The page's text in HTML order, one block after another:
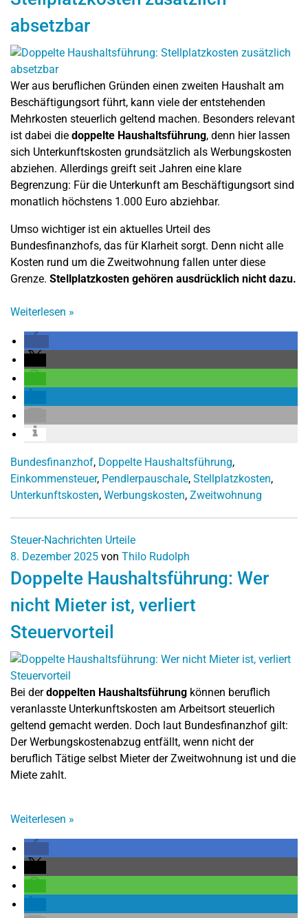
absetzbar
Wer aus beruflichen Gründen einen zweiten Haushalt am
Beschäftigungsort führt, kann viele der entstehenden
Mehrkosten steuerlich geltend machen. Besonders relevant
ist dabei die doppelte Haushaltsführung, denn hier lassen
sich Unterkunftskosten grundsätzlich als Werbungskosten
abziehen. Allerdings greift seit Jahren eine klare
Begrenzung: Für die Unterkunft am Beschäftigungsort sind
monatlich höchstens 1.000 Euro abziehbar.
Umso wichtiger ist ein aktuelles Urteil des
Bundesfinanzhofs, das für Klarheit sorgt. Denn nicht alle
Kosten rund um die Zweitwohnung fallen unter diese
Grenze. Stellplatzkosten gehören ausdrücklich nicht dazu.
Weiterlesen »
Bundesfinanzhof, Doppelte Haushaltsführung,
Einkommensteuer, Pendlerpauschale, Stellplatzkosten,
Unterkunftskosten, Werbungskosten, Zweitwohnung
Steuer-Nachrichten Urteile
8. Dezember 2025 von Thilo Rudolph
Doppelte Haushaltsführung: Wer
nicht Mieter ist, verliert
Steuervorteil
Bei derdoppelten Haushaltsführung können beruflich
veranlasste Unterkunftskosten am Arbeitsort steuerlich
geltend gemacht werden. Doch laut Bundesfinanzhof gilt:
Der Werbungskostenabzug entfällt, wenn nicht der
beruflich Tätige selbst Mieter der Zweitwohnung ist und die
Miete zahlt.
Weiterlesen »